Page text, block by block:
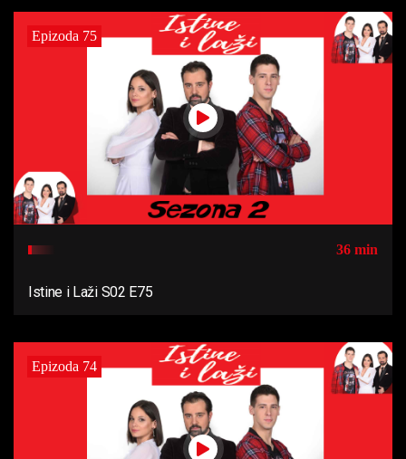
Epizoda 75
36 min
Istine i Laži S02 E75
Epizoda 74